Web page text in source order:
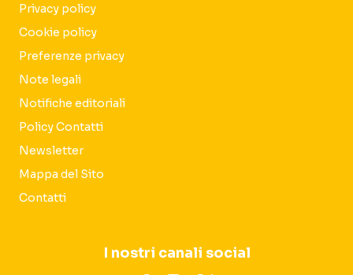
Privacy policy
Cookie policy
Preferenze privacy
Note legali
Notifiche editoriali
Policy Contatti
Newsletter
Mappa del Sito
Contatti
I nostri canali social